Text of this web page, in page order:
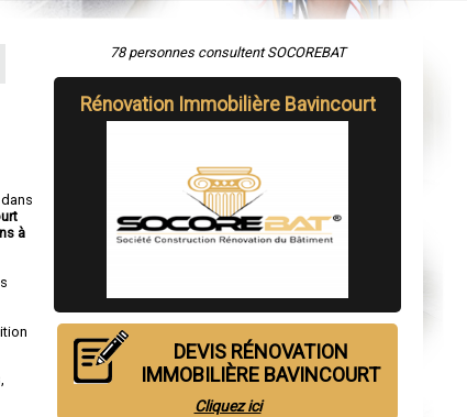
à
78 personnes consultent SOCOREBAT
Rénovation Immobilière Bavincourt
DEVIS RÉNOVATION
IMMOBILIÈRE BAVINCOURT
Cliquez ici